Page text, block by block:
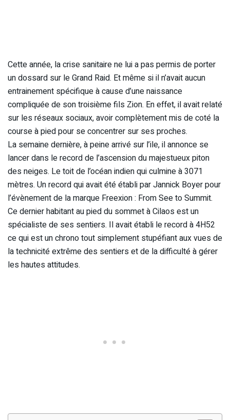
Cette année, la crise sanitaire ne lui a pas permis de porter
un dossard sur le Grand Raid. Et même si il n’avait aucun
entrainement spécifique à cause d’une naissance
compliquée de son troisième fils Zion. En effet, il avait relaté
sur les réseaux sociaux, avoir complètement mis de coté la
course à pied pour se concentrer sur ses proches.
La semaine dernière, à peine arrivé sur l’ile, il annonce se
lancer dans le record de l’ascension du majestueux piton
des neiges. Le toit de l’océan indien qui culmine à 3071
mètres. Un record qui avait été établi par Jannick Boyer pour
l’évènement de la marque Freexion : From See to Summit.
Ce dernier habitant au pied du sommet à Cilaos est un
spécialiste de ses sentiers. Il avait établi le record à 4H52
ce qui est un chrono tout simplement stupéfiant aux vues de
la technicité extrême des sentiers et de la difficulté à gérer
les hautes attitudes.